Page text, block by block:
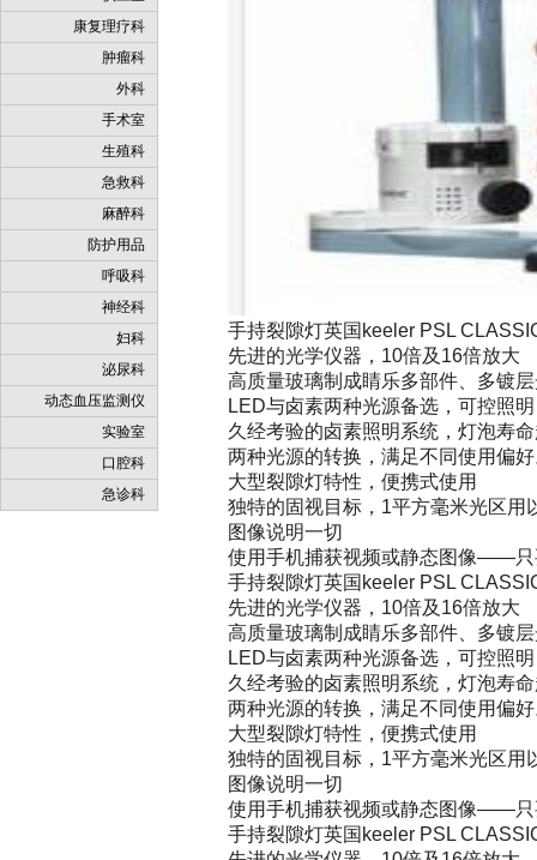
康复理疗科
肿瘤科
外科
手术室
生殖科
急救科
麻醉科
防护用品
呼吸科
神经科
妇科
泌尿科
动态血压监测仪
实验室
口腔科
急诊科
手持裂隙灯英国keeler PSL
先进的光学仪器，10倍及16倍放大
高质量玻璃制成睛乐多部件、多镀
LED与卤素两种光源备选，可控照
久经考验的卤素照明系统，灯泡寿
两种光源的转换，满足不同使用偏
大型裂隙灯特性，便携式使用
独特的固视目标，1平方毫米光区
图像说明一切
使用手机捕获视频或静态图像——只
手持裂隙灯英国keeler PSL
先进的光学仪器，10倍及16倍放大
高质量玻璃制成睛乐多部件、多镀
LED与卤素两种光源备选，可控照
久经考验的卤素照明系统，灯泡寿
两种光源的转换，满足不同使用偏
大型裂隙灯特性，便携式使用
独特的固视目标，1平方毫米光区
图像说明一切
使用手机捕获视频或静态图像——只
手持裂隙灯英国keeler PSL